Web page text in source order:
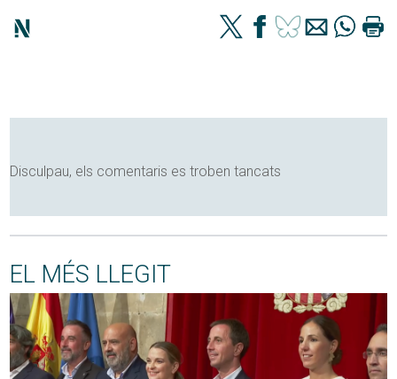
Disculpau, els comentaris es troben tancats
EL MÉS LLEGIT